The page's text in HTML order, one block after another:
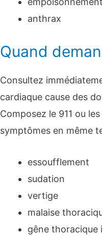
anthrax
Quand
Consultez
cardiaque cause des
Composez le 911 ou
symptômes en même
essoufflement
sudation
vertige
malaise
gêne thoracique